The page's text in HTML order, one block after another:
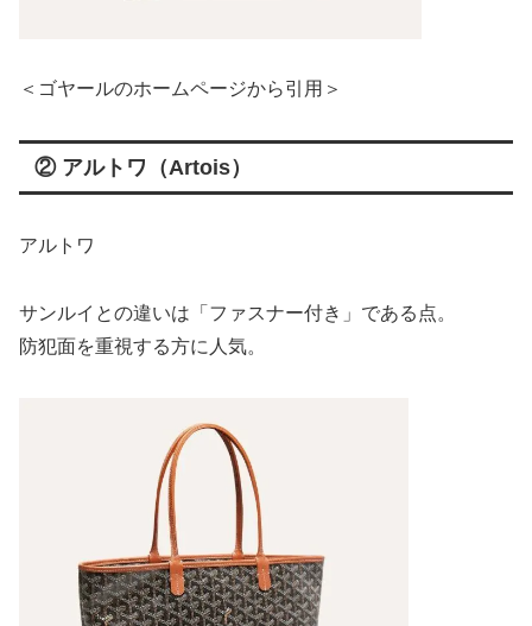
＜ゴヤールのホームページから引用＞
② アルトワ（Artois）
アルトワ
サンルイとの違いは「ファスナー付き」である点。
防犯面を重視する方に人気。